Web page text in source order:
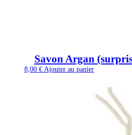
Savon Argan
8,00 € Ajouter au panier